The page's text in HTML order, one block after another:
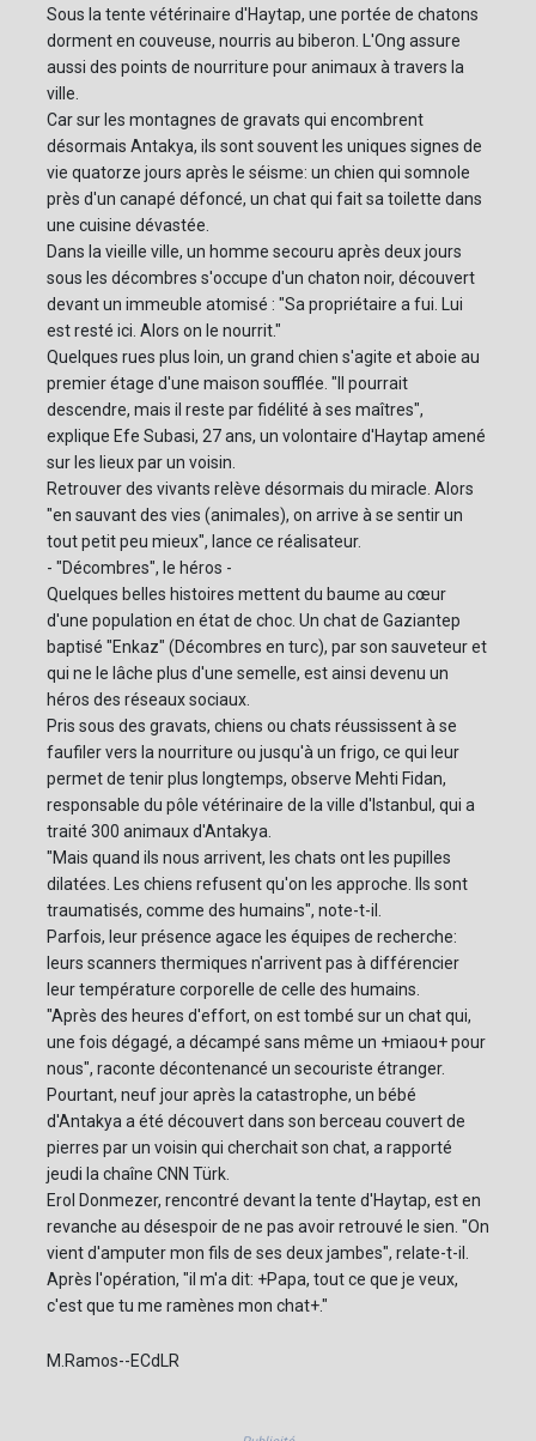
Sous la tente vétérinaire d'Haytap, une portée de chatons
dorment en couveuse, nourris au biberon. L'Ong assure
aussi des points de nourriture pour animaux à travers la
ville.
Car sur les montagnes de gravats qui encombrent
désormais Antakya, ils sont souvent les uniques signes de
vie quatorze jours après le séisme: un chien qui somnole
près d'un canapé défoncé, un chat qui fait sa toilette dans
une cuisine dévastée.
Dans la vieille ville, un homme secouru après deux jours
sous les décombres s'occupe d'un chaton noir, découvert
devant un immeuble atomisé : "Sa propriétaire a fui. Lui
est resté ici. Alors on le nourrit."
Quelques rues plus loin, un grand chien s'agite et aboie au
premier étage d'une maison soufflée. "Il pourrait
descendre, mais il reste par fidélité à ses maîtres",
explique Efe Subasi, 27 ans, un volontaire d'Haytap amené
sur les lieux par un voisin.
Retrouver des vivants relève désormais du miracle. Alors
"en sauvant des vies (animales), on arrive à se sentir un
tout petit peu mieux", lance ce réalisateur.
- "Décombres", le héros -
Quelques belles histoires mettent du baume au cœur
d'une population en état de choc. Un chat de Gaziantep
baptisé "Enkaz" (Décombres en turc), par son sauveteur et
qui ne le lâche plus d'une semelle, est ainsi devenu un
héros des réseaux sociaux.
Pris sous des gravats, chiens ou chats réussissent à se
faufiler vers la nourriture ou jusqu'à un frigo, ce qui leur
permet de tenir plus longtemps, observe Mehti Fidan,
responsable du pôle vétérinaire de la ville d'Istanbul, qui a
traité 300 animaux d'Antakya.
"Mais quand ils nous arrivent, les chats ont les pupilles
dilatées. Les chiens refusent qu'on les approche. Ils sont
traumatisés, comme des humains", note-t-il.
Parfois, leur présence agace les équipes de recherche:
leurs scanners thermiques n'arrivent pas à différencier
leur température corporelle de celle des humains.
"Après des heures d'effort, on est tombé sur un chat qui,
une fois dégagé, a décampé sans même un +miaou+ pour
nous", raconte décontenancé un secouriste étranger.
Pourtant, neuf jour après la catastrophe, un bébé
d'Antakya a été découvert dans son berceau couvert de
pierres par un voisin qui cherchait son chat, a rapporté
jeudi la chaîne CNN Türk.
Erol Donmezer, rencontré devant la tente d'Haytap, est en
revanche au désespoir de ne pas avoir retrouvé le sien. "On
vient d'amputer mon fils de ses deux jambes", relate-t-il.
Après l'opération, "il m'a dit: +Papa, tout ce que je veux,
c'est que tu me ramènes mon chat+."
M.Ramos--ECdLR